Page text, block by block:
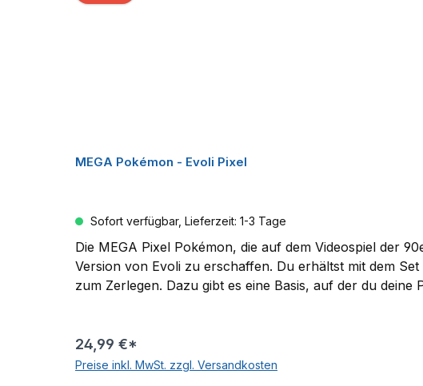
MEGA Pokémon - Evoli Pixel
Sofort verfügbar, Lieferzeit: 1-3 Tage
Die MEGA Pixel Pokémon, die auf dem Videospiel der
Version von Evoli zu erschaffen. Du erhältst mit dem
zum Zerlegen. Dazu gibt es eine Basis, auf der du
24,99 €*
Preise inkl. MwSt. zzgl. Versandkosten